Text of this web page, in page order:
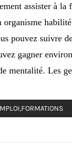
assister à la
organisme
pouvez suivre
gagner
mentalité. Les
,FORMATIONS